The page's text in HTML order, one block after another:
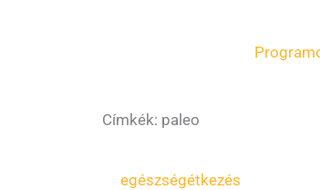
Címkék: paleo
egészségétkezés